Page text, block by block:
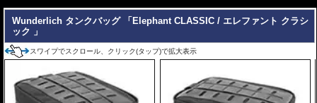
Wunderlich タンクバッグ 「Elephant CLASSIC / エレファント クラシ
ック 」
スワイプでスクロール、クリック(タップ)で拡大表示